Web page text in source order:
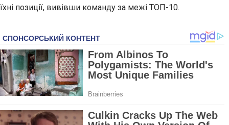
їхні позиції, вивівши команду за межі ТОП-10.